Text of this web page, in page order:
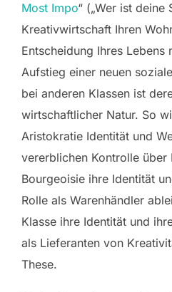
Most Impo“ („Wer ist deine
Kreativwirtschaft Ihren
Entscheidung Ihres Lebens
Aufstieg einer neuen
bei anderen Klassen ist
wirtschaftlicher Natur. So
Aristokratie Identität und
vererblichen Kontrolle über
Bourgeoisie ihre Identität
Rolle als Warenhändler
Klasse ihre Identität und
als Lieferanten von
These.